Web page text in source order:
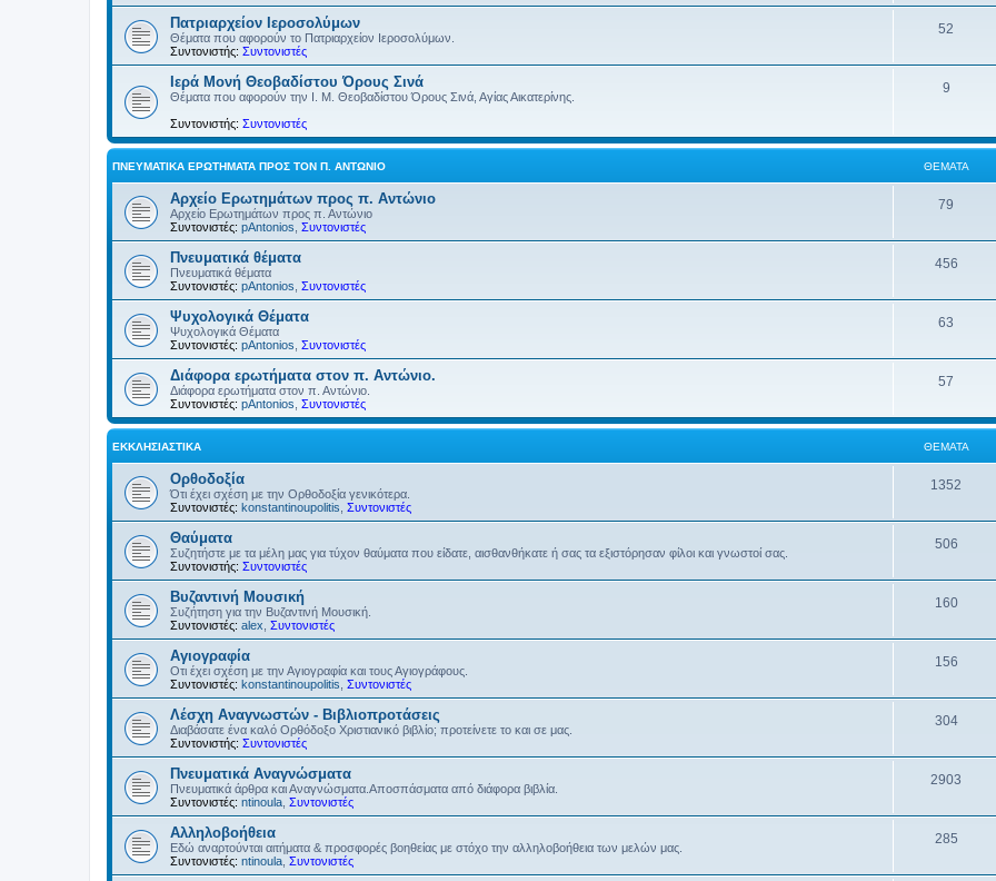
Πατριαρχείον Ιεροσολύμων
Θέματα που αφορούν το Πατριαρχείον Ιεροσολύμων.
Συντονιστής: Συντονιστές
52
Ιερά Μονή Θεοβαδίστου Όρους Σινά
Θέματα που αφορούν την Ι. Μ. Θεοβαδίστου Όρους Σινά, Αγίας Αικατερίνης.
Συντονιστής: Συντονιστές
9
ΠΝΕΥΜΑΤΙΚΆ ΕΡΩΤΉΜΑΤΑ ΠΡΟΣ ΤΟΝ Π. ΑΝΤΏΝΙΟ ΘΈΜΑΤΑ
Αρχείο Ερωτημάτων προς π. Αντώνιο
Αρχείο Ερωτημάτων προς π. Αντώνιο
Συντονιστές: pAntonios Συντονιστές
79
Πνευματικά θέματα
Πνευματικά θέματα
Συντονιστές: pAntonios Συντονιστές
456
Ψυχολογικά Θέματα
Ψυχολογικά Θέματα
Συντονιστές: pAntonios Συντονιστές
63
Διάφορα ερωτήματα στον π. Αντώνιο.
Διάφορα ερωτήματα στον π. Αντώνιο.
Συντονιστές: pAntonios Συντονιστές
57
ΕΚΚΛΗΣΙΑΣΤΙΚΆ ΘΈΜΑΤΑ
Ορθοδοξία
Ότι έχει σχέση με την Ορθοδοξία γενικότερα.
Συντονιστές: konstantinoupolitis Συντονιστές
1352
Θαύματα
Συζητήστε με τα μέλη μας για τύχον θαύματα που είδατε, αισθανθήκατε ή σας τα εξιστόρησαν φίλοι και γνωστοί σας.
Συντονιστής: Συντονιστές
506
Βυζαντινή Μουσική
Συζήτηση για την Βυζαντινή Μουσική.
Συντονιστές: alex Συντονιστές
160
Αγιογραφία
Οτι έχει σχέση με την Αγιογραφία και τους Αγιογράφους.
Συντονιστές: konstantinoupolitis Συντονιστές
156
Λέσχη Αναγνωστών - Βιβλιοπροτάσεις
Διαβάσατε ένα καλό Ορθόδοξο Χριστιανικό βιβλίο; προτείνετε το και σε μας.
Συντονιστής: Συντονιστές
304
Πνευματικά Αναγνώσματα
Πνευματικά άρθρα και Αναγνώσματα.Αποσπάσματα από διάφορα βιβλία.
Συντονιστές: ntinoula Συντονιστές
2903
Αλληλοβοήθεια
Εδώ αναρτούνται αιτήματα & προσφορές βοηθείας με στόχο την αλληλοβοήθεια των μελών μας.
Συντονιστές: ntinoula Συντονιστές
285